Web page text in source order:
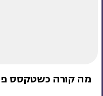
מה קורה כשטקסס